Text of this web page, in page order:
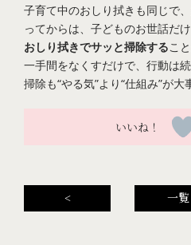
子育て中のおしり拭きも同じで
ってからは、子どものお世話だ
おしり拭きでサッと掃除するこ
一手間をなくすだけで、行動は続
掃除も“やる気”より“仕組み”が大
< 一覧